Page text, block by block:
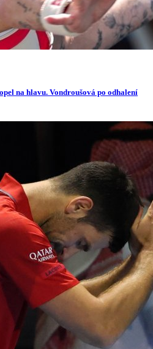
na hlavu. Vondroušová po odhalení